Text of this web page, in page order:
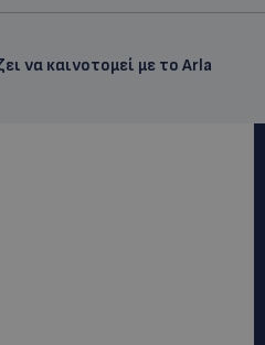
να καινοτομεί με το Arla